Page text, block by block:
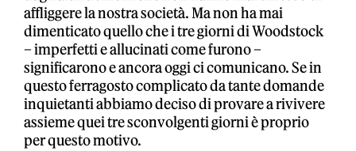
affliggere la nostra società. Ma non ha mai
dimenticato quello che i tre giorni di Woodstock
– imperfetti e allucinati come furono –
significarono e ancora oggi ci comunicano. Se in
questo ferragosto complicato da tante domande
inquietanti abbiamo deciso di provare a rivivere
assieme quei tre sconvolgenti giorni è proprio
per questo motivo.